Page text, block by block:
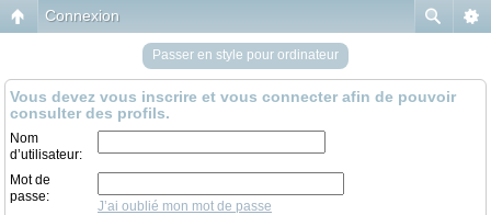
Connexion
Passer en style pour ordinateur
Vous devez vous inscrire et vous connecter afin de pouvoir
consulter des profils.
Nom
d’utilisateur:
Mot de
passe:
J’ai oublié mon mot de passe